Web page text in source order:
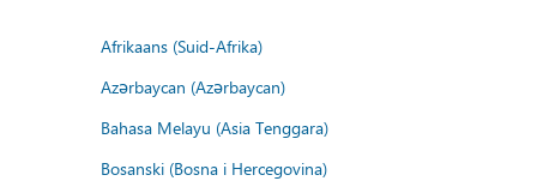
Afrikaans (Suid-Afrika)
Azərbaycan (Azərbaycan)
Bahasa Melayu (Asia Tenggara)
Bosanski (Bosna i Hercegovina)